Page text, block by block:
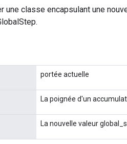
une classe encapsulant une
portée actuelle
La poignée d'un
La nouvelle valeur